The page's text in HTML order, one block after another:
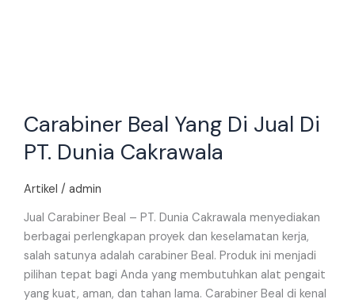
Carabiner Beal Yang Di Jual Di
PT. Dunia Cakrawala
Artikel / admin
Jual Carabiner Beal – PT. Dunia Cakrawala menyediakan
berbagai perlengkapan proyek dan keselamatan kerja,
salah satunya adalah carabiner Beal. Produk ini menjadi
pilihan tepat bagi Anda yang membutuhkan alat pengait
yang kuat, aman, dan tahan lama. Carabiner Beal di kenal